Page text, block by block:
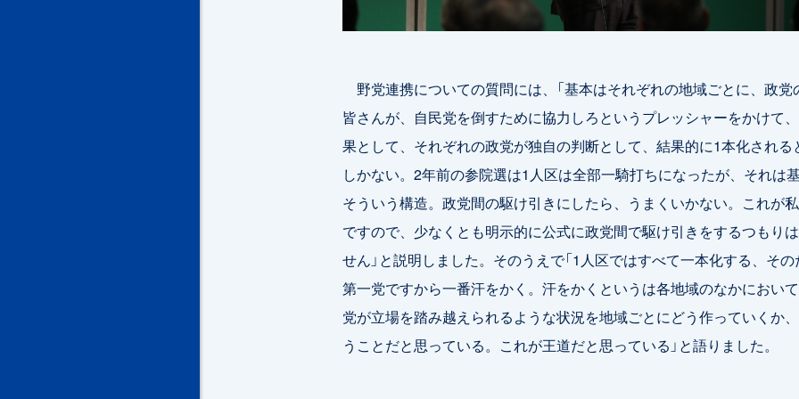
野党連携についての質問には、「基本はそれぞれの地域ごとに、政党
皆さんが、自民党を倒すために協力しろというプレッシャーをかけて
果として、それぞれの政党が独自の判断として、結果的に1本化される
しかない。2年前の参院選は1人区は全部一騎打ちになったが、それは
そういう構造。政党間の駆け引きにしたら、うまくいかない。これが
ですので、少なくとも明示的に公式に政党間で駆け引きをするつもり
せん」と説明しました。そのうえで「1人区ではすべて一本化する、そ
第一党ですから一番汗をかく。汗をかくというは各地域のなかにおい
党が立場を踏み越えられるような状況を地域ごとにどう作っていくか
うことだと思っている。これが王道だと思っている」と語りました。